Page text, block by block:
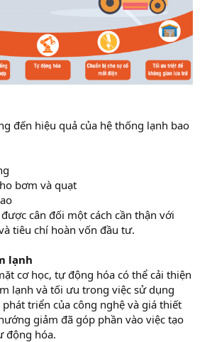
đến hiệu quả của hệ thống lạnh bao
bơm và quạt
cân đối một cách cần thận với
tiêu chí hoàn vốn đầu tư.
lạnh
cơ học, tự động hóa có thể cải thiện
lạnh và tối ưu trong việc sử dụng
triển của công nghệ và giá thiết
giảm đã góp phần vào việc tạo
động hóa.